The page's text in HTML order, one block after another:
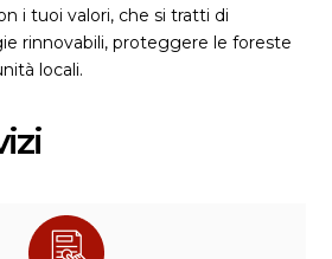
i tuoi valori, che si tratti di
rinnovabili, proteggere le foreste
locali.